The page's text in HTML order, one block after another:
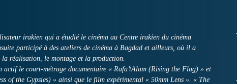
irakien qui a étudié le cinéma au Centre irakien du cinéma
participé à des ateliers de cinéma à Bagdad et ailleurs, où il a
la réalisation, le montage et la production.
actif le court-métrage documentaire « Rafa’tAlam (Rising the Flag) » et
of the Gypsies) » ainsi que le film expérimental « 50mm Lens ». « The